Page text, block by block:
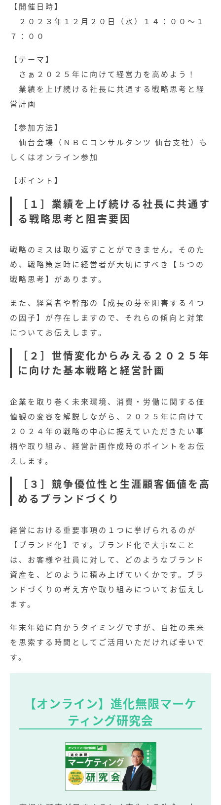
【開催日時】
２０２３年１２月２０日（水）１４：００～１
７：００
【テーマ】
さぁ２０２５年に向けて経営力を高めよう！
業績を上げ続ける社長に共通する戦略思考と経
営計画
【参加方法】
仙台会場（ＮＢＣコンサルタンツ 仙台支社）も
しくはオンライン参加
【ポイント】
［１］業績を上げ続ける社長に共通す
る戦略思考と阻害要因
戦略のミスは取り返すことができません。そのた
め、戦略策定時に経営者が大切にすべき【５つの
戦略思考】があります。
また、経営者や幹部の【成長の芽を阻害する４つ
の因子】が存在しますので、それらの傾向と対策
についてお伝えします。
［２］世情変化からみえる２０２５年
に向けた基本戦略と経営計画
企業を取り巻く未来環境、消費・労働に関する価
値観の変容を解説しながら、２０２５年に向けて
２０２４年の戦略の中心に据えていただきたい事
柄や取り組み、経営計画作成時のポイントをお伝
えします。
［３］競争優位性と生涯顧客価値を高
めるブランドづくり
経営における重要事項の１つに挙げられるのが
【ブランド化】です。ブランド化で大事なこと
は、お客様や社員に対して、どのようなブランド
資産を、どのように積み上げていくかです。ブラ
ンドづくりの考え方や取り組みについてお伝えし
ます。
年末年始に向かうタイミングですが、自社の未来
を思索する時間としてご活用いただければ幸いで
す。
【オンライン】進化無限マーケ
ティング研究会